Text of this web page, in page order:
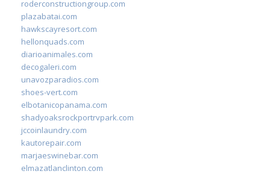
roderconstructiongroup.com
plazabatai.com
hawkscayresort.com
hellonquads.com
diarioanimales.com
decogaleri.com
unavozparadios.com
shoes-vert.com
elbotanicopanama.com
shadyoaksrockportrvpark.com
jccoinlaundry.com
kautorepair.com
marjaeswinebar.com
elmazatlanclinton.com